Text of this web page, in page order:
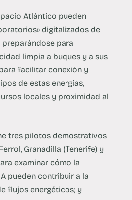
Atlántico pueden
digitalizados de
preparándose para
limpia a buques y a sus
facilitar conexión y
de estas energías,
locales y proximidad al
tres pilotos demostrativos
Granadilla (Tenerife) y
examinar cómo la
pueden contribuir a la
flujos energéticos; y